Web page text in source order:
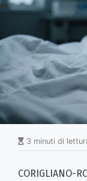
3 minuti di
CORIGLIANO-